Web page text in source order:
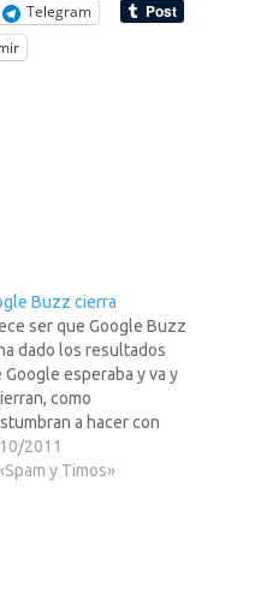
Telegram
Buzz cierra
ser que Google Buzz
dado los resultados
Google esperaba y va y
como
a hacer con
los servicios que no
rentables, como ya
2011
y Timos»